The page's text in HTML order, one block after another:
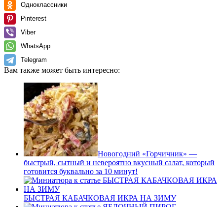
Одноклассники
Pinterest
Viber
WhatsApp
Telegram
Вам также может быть интересно:
Новогодний «Горчичник» —
быстрый, сытный и невероятно вкусный салат, который
готовится буквально за 10 минут!
БЫСТРАЯ КАБАЧКОВАЯ ИКРА НА ЗИМУ